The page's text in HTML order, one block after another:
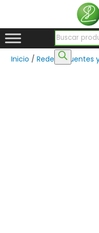
Búsqueda de
Inicio /Redes /Puentes